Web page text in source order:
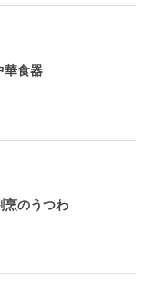
華食器
烹のうつわ